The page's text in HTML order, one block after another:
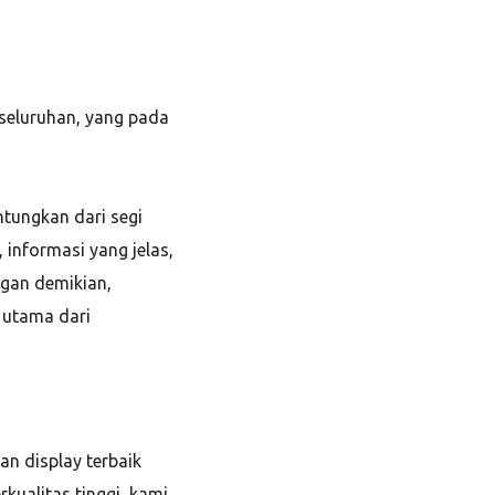
yang pada
dari segi
yang jelas,
demikian,
dari
display terbaik